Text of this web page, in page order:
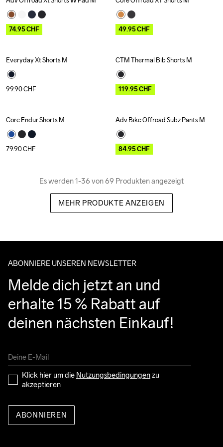
Outlet
74.95CHF
Outlet
49.95CHF
Everyday Xt Shorts M
99.90CHF
Outlet
CTM Thermal Bib Shorts M
119.95CHF
Core Endur Shorts M
79.90CHF
Outlet
Adv Bike Offroad Subz Pants M
84.95CHF
Es werden 1-36 von 69 Produkten angezeigt
MEHR PRODUKTE ANZEIGEN
ABONNIERE UNSEREN NEWSLETTER
Melde dich jetzt an und
erhalte 15 % Rabatt auf
deinen nächsten Einkauf!
Klick hier um die Nutzungsbedingungen zu
akzeptieren
ABONNIEREN